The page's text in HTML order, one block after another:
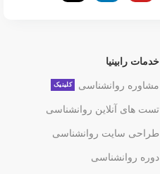
خدمات رابینیا
مشاوره روانشناسی کلینیک
تست های آنلاین روانشناسی
طراحی سایت روانشناسی
دوره روانشناسی